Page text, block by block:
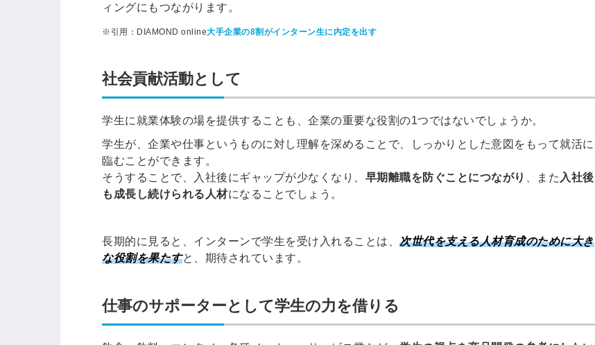
ィングにもつながります。
※引用：DIAMOND online大手企業の8割がインターン生に内定を出す
社会貢献活動として
学生に就業体験の場を提供することも、企業の重要な役割の1つではないでしょうか。
学生が、企業や仕事というものに対し理解を深めることで、しっかりとした意図をもって就活に
臨むことができます。
そうすることで、入社後にギャップが少なくなり、 早期離職を防ぐことにつながり 、また 入社後
も成長し続けられる人材になることでしょう。
長期的に見ると、インターンで学生を受け入れることは、 次世代を支える人材育成のために大き
な役割を果たすと、期待されています。
仕事のサポーターとして学生の力を借りる
なく投稿することはありません
「自社の採用をよ
という経営者や採
用担当者様のお役
信してまいりま